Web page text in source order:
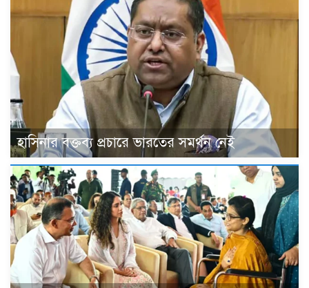
হাসিনার বক্তব্য প্রচারে ভারতের সমর্থন নেই